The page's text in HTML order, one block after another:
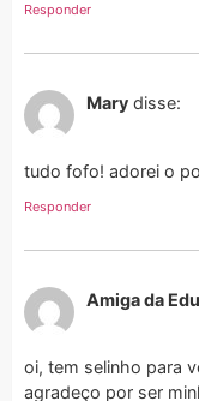
Responder
Mary disse:
tudo fofo! adorei o
Responder
Amiga da
oi, tem selinho para
agradeço por ser